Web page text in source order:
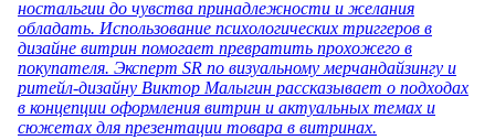
ностальгии до чувства принадлежности и желания
обладать. Использование психологических триггеров в
дизайне витрин помогает превратить прохожего в
покупателя. Эксперт SR по визуальному мерчандайзингу и
ритейл-дизайну Виктор Малыгин рассказывает о подходах
в концепции оформления витрин и актуальных темах и
сюжетах для презентации товара в витринах.